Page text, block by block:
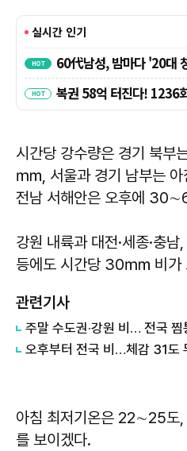
시간당 강수량은 경기 북부
㎜, 서울과 경기 남부는
전남 서해안은 오후에
강원 내륙과 대전·세종·충
등에도 시간당 30㎜ 비가
관련기사
주말 수도권·강원 비… 전국 찜
오후부터 전국 비…체감 31도
아침 최저기온은 22∼25
를 보이겠다.